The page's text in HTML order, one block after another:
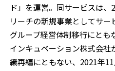
ド」を運営。同サービスは
リーチの新規事業としてサー
グループ経営体制移行にとも
インキュベーション株式会
織再編にともない、2021年